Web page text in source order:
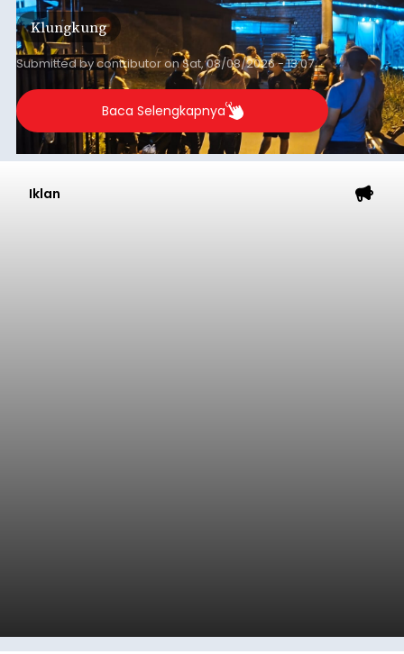
kini menimpa seorang pemuda asal Kabupaten
Sumba Barat Daya (SBD), Nusa Tenggara Timur
(NTT).
Klungkung
Submitted bycontributoronSat, 08/08/2026 - 13:07
Baca Selengkapnya
Iklan